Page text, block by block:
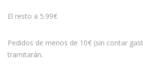
El resto a 5.99€
Pedidos de menos de 10€ (sin contar
tramitarán.